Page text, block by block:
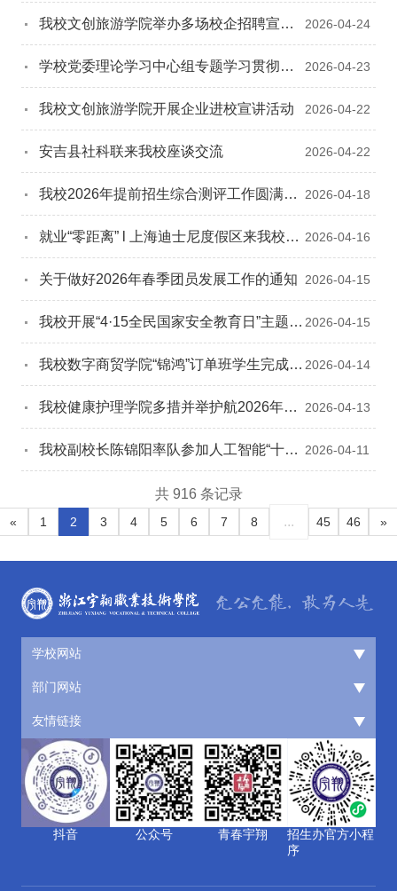
我校文创旅游学院举办多场校企招聘宣讲
2026-04-24
学校党委理论学习中心组专题学习贯彻
2026-04-23
我校文创旅游学院开展企业进校宣讲活动 2026-04-22
安吉县社科联来我校座谈交流 2026-04-22
我校2026年提前招生综合测评工作圆满完
2026-04-18
就业“零距离” l 上海迪士尼度假区来我校开 2026-04-16
关于做好2026年春季团员发展工作的通知 2026-04-15
我校开展“4·15全民国家安全教育日”主题系 2026-04-15
我校数字商贸学院“锦鸿”订单班学生完成入 2026-04-14
我校健康护理学院多措并举护航2026年度
2026-04-13
我校副校长陈锦阳率队参加人工智能“十场
2026-04-11
共 916 条记录
« 1 2 3 4 5 6 7 8 ... 45 46 »
学校网站
部门网站
友情链接
抖音 公众号 青春宇翔
招生办官方小程
序